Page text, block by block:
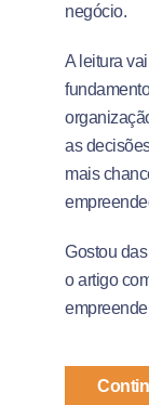
negócio.
A leitura
as
mais
Gostou
o artigo